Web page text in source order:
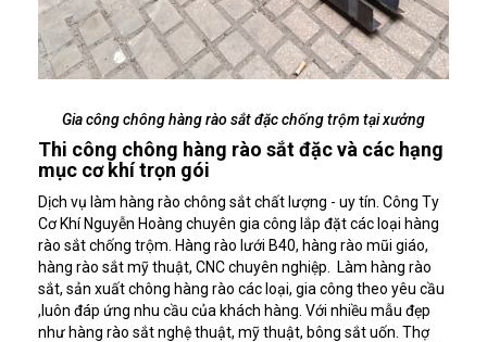
Gia công chông hàng rào sắt đặc chống trộm tại xưởng
Thi công chông hàng rào sắt đặc và các hạng
mục cơ khí trọn gói
Dịch vụ làm hàng rào chông sắt chất lượng - uy tín. Công Ty
Cơ Khí Nguyễn Hoàng chuyên gia công lắp đặt các loại hàng
rào sắt chống trộm. Hàng rào lưới B40, hàng rào mũi giáo,
hàng rào sắt mỹ thuật, CNC chuyên nghiệp. Làm hàng rào
sắt, sản xuất chông hàng rào các loại, gia công theo yêu cầu
,luôn đáp ứng nhu cầu của khách hàng. Với nhiều mẫu đẹp
như hàng rào sắt nghệ thuật, mỹ thuật, bông sắt uốn. Thợ